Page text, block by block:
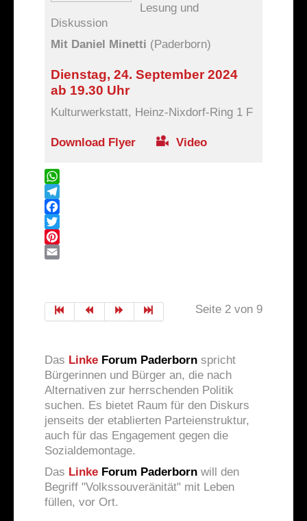
Lesung und
Diskussion
Mit Daniel Minetti (Paderborn)
Dienstag, 24. September 2024
ab 19.30 Uhr
Kulturwerkstatt, Heinz-Nixdorf-Ring 1 F
Download Flyer Video
WhatsApp
Telegram
Facebook
Twitter
Pinterest
Seite 2 von 9
Das Linke Forum Paderborn spricht
Bürgerinnen und Bürger an, die nach
Alternativen zur herrschenden Politik
suchen. Es bietet Raum für den Diskurs
jenseits der etablierten Parteienstruktur,
auch für das Engagement gegen die
Sozialdemontage.
Das Linke Forum Paderborn will den
Begriff "Volkssouveränität" mit Leben
füllen, vor Ort.